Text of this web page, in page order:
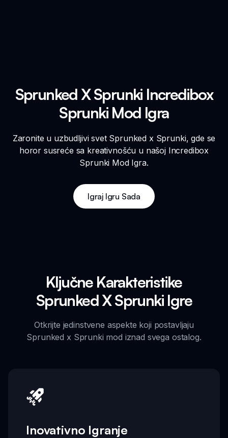
Sprunked X Sprunki Incredibox
Sprunki Mod Igra
Zaronite u uzbudljivi svet Sprunked x Sprunki, gde se
horor susreće sa kreativnošću u našoj Incredibox
Sprunki Mod Igra.
Igraj Igru Sada
Ključne Karakteristike
Sprunked X Sprunki Igre
Otkrijte jedinstvene aspekte koji postavljaju
Sprunked x Sprunki mod iznad svega ostalog.
Inovativno Igranje